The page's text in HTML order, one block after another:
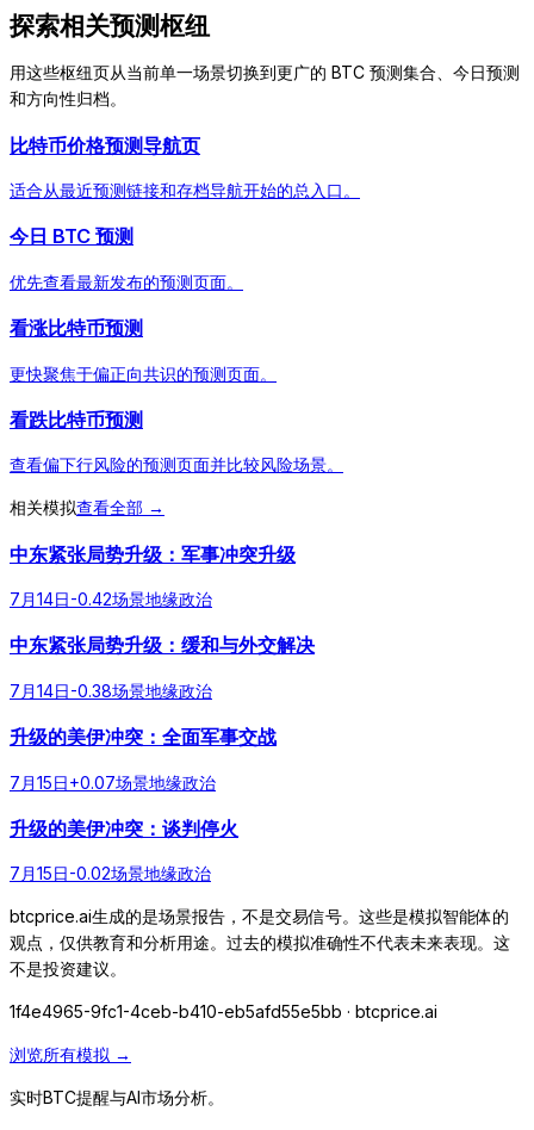
探索相关预测枢纽
用这些枢纽页从当前单一场景切换到更广的 BTC 预测集合、今日预测
和方向性归档。
比特币价格预测导航页
适合从最近预测链接和存档导航开始的总入口。
今日 BTC 预测
优先查看最新发布的预测页面。
看涨比特币预测
更快聚焦于偏正向共识的预测页面。
看跌比特币预测
查看偏下行风险的预测页面并比较风险场景。
相关模拟查看全部 →
中东紧张局势升级：军事冲突升级
7月14日-0.42场景地缘政治
中东紧张局势升级：缓和与外交解决
7月14日-0.38场景地缘政治
升级的美伊冲突：全面军事交战
7月15日+0.07场景地缘政治
升级的美伊冲突：谈判停火
7月15日-0.02场景地缘政治
btcprice.ai生成的是场景报告，不是交易信号。这些是模拟智能体的
观点，仅供教育和分析用途。过去的模拟准确性不代表未来表现。这
不是投资建议。
1f4e4965-9fc1-4ceb-b410-eb5afd55e5bb · btcprice.ai
浏览所有模拟 →
实时BTC提醒与AI市场分析。